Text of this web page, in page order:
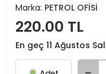
Marka: PETROL OFİSİ
220.00 TL
En geç 11 Ağustos